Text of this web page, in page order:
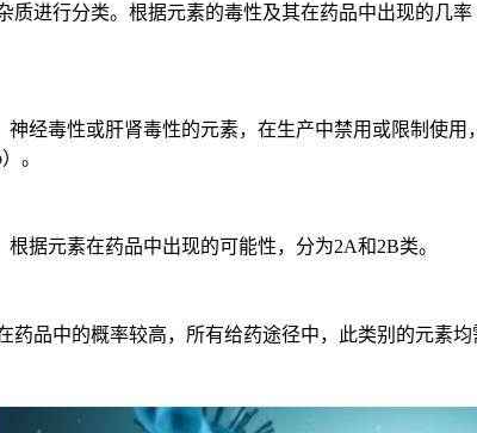
行分类。根据元素的毒性及其在药品中出现的几率
毒性或肝肾毒性的元素，在生产中禁用或限制使用
。
元素在药品中出现的可能性，分为2A和2B类。
中的概率较高，所有给药途径中，此类别的元素均